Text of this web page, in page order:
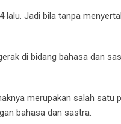
Jadi bila tanpa
di bidang bahasa dan
merupakan salah
bahasa dan sastra.